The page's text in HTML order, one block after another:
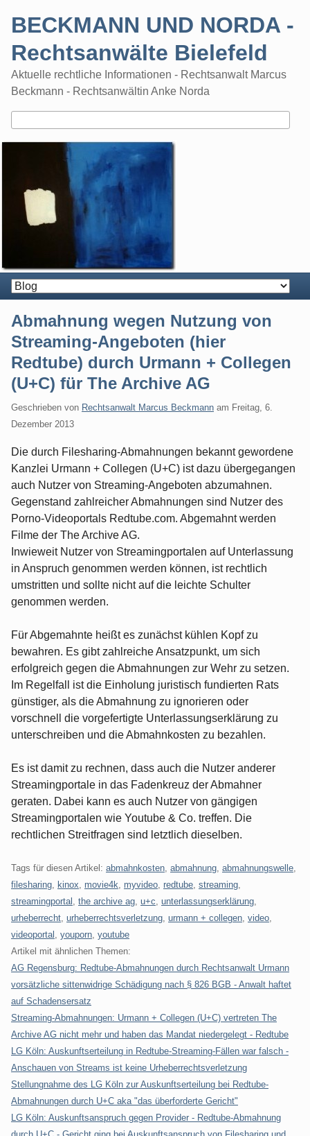
BECKMANN UND NORDA -
Rechtsanwälte Bielefeld
Aktuelle rechtliche Informationen - Rechtsanwalt Marcus
Beckmann - Rechtsanwältin Anke Norda
Abmahnung wegen Nutzung von
Streaming-Angeboten (hier
Redtube) durch Urmann + Collegen
(U+C) für The Archive AG
Geschrieben von Rechtsanwalt Marcus Beckmann am Freitag, 6.
Dezember 2013
Die durch Filesharing-Abmahnungen bekannt gewordene
Kanzlei Urmann + Collegen (U+C) ist dazu übergegangen
auch Nutzer von Streaming-Angeboten abzumahnen.
Gegenstand zahlreicher Abmahnungen sind Nutzer des
Porno-Videoportals Redtube.com. Abgemahnt werden
Filme der The Archive AG.
Inwieweit Nutzer von Streamingportalen auf Unterlassung
in Anspruch genommen werden können, ist rechtlich
umstritten und sollte nicht auf die leichte Schulter
genommen werden.
Für Abgemahnte heißt es zunächst kühlen Kopf zu
bewahren. Es gibt zahlreiche Ansatzpunkt, um sich
erfolgreich gegen die Abmahnungen zur Wehr zu setzen.
Im Regelfall ist die Einholung juristisch fundierten Rats
günstiger, als die Abmahnung zu ignorieren oder
vorschnell die vorgefertigte Unterlassungserklärung zu
unterschreiben und die Abmahnkosten zu bezahlen.
Es ist damit zu rechnen, dass auch die Nutzer anderer
Streamingportale in das Fadenkreuz der Abmahner
geraten. Dabei kann es auch Nutzer von gängigen
Streamingportalen wie Youtube & Co. treffen. Die
rechtlichen Streitfragen sind letztlich dieselben.
Tags für diesen Artikel: abmahnkosten abmahnung abmahnungswelle
filesharing
kinox movie4k myvideo redtube streaming
streamingportal
the archive ag u+c unterlassungserklärung
urheberrecht urheberrechtsverletzung urmann + collegen video
videoportal
youporn youtube
Artikel mit ähnlichen Themen:
AG Regensburg: Redtube-Abmahnungen durch Rechtsanwalt Urmann
vorsätzliche sittenwidrige Schädigung nach § 826 BGB - Anwalt haftet
auf Schadensersatz
Streaming-Abmahnungen: Urmann + Collegen (U+C) vertreten The
Archive AG nicht mehr und haben das Mandat niedergelegt - Redtube
LG Köln: Auskunftserteilung in Redtube-Streaming-Fällen war falsch -
Anschauen von Streams ist keine Urheberrechtsverletzung
Stellungnahme des LG Köln zur Auskunftserteilung bei Redtube-
Abmahnungen durch U+C aka "das überforderte Gericht"
LG Köln: Auskunftsanspruch gegen Provider - Redtube-Abmahnung